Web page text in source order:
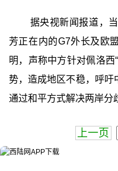
据央视新闻报道，
芳正在内的G7外长及欧
明，声称中方针对佩洛西
势，造成地区不稳，呼吁
通过和平方式解决两岸分
上一页